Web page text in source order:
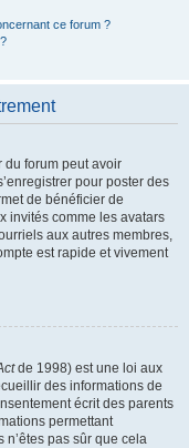
ce forum ?
du forum peut avoir
pour poster des
de bénéficier de
invités comme les avatars
aux autres membres,
est rapide et vivement
de 1998) est une loi aux
des informations de
écrit des parents
permettant
n’êtes pas sûr que cela